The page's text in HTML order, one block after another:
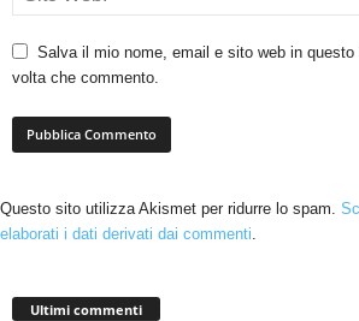
Salva il mio nome, email e sito web in
volta che commento.
Questo sito utilizza Akismet per ridurre lo spam.
elaborati i dati derivati dai commenti.
Ultimi commenti